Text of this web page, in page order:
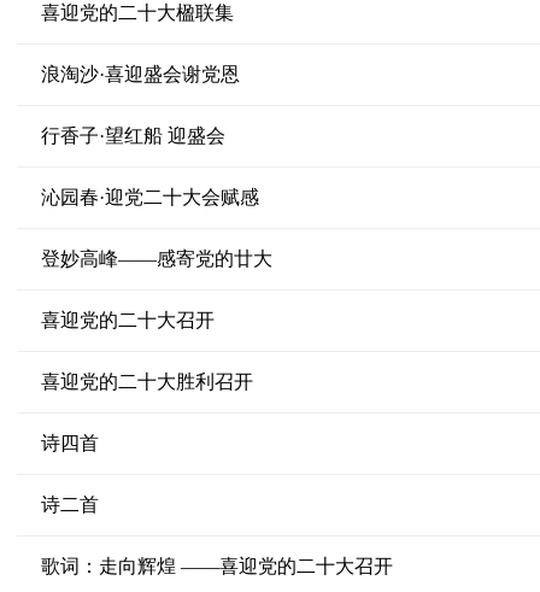
喜迎党的二十大楹联集
浪淘沙·喜迎盛会谢党恩
行香子·望红船 迎盛会
沁园春·迎党二十大会赋感
登妙高峰——感寄党的廿大
喜迎党的二十大召开
喜迎党的二十大胜利召开
诗四首
诗二首
歌词：走向辉煌 ——喜迎党的二十大召开